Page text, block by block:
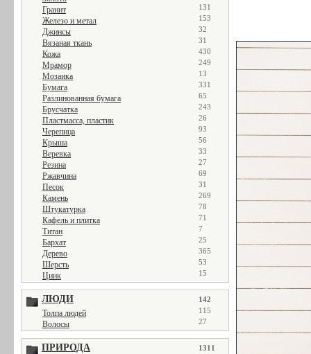
Гранит 131
Железо и метал 153
Джинсы 32
Вязаная ткань 31
Кожа 430
Мрамор 249
Мозаика 13
Бумага 331
Разлинованная бумага 65
Брусчатка 243
Пластмасса, пластик 26
Черепица 93
Крыша 56
Веревка 33
Резина 27
Ржавчина 69
Песок 31
Камень 269
Штукатурка 78
Кафель и плитка 71
Титан 7
Бархат 25
Дерево 365
Шерсть 53
Цинк 15
ЛЮДИ 142
Толпа людей 115
Волосы 27
ПРИРОДА 1311